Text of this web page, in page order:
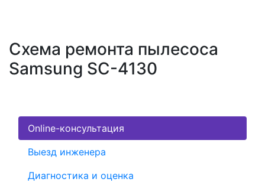
Схема ремонта пылесоса
Samsung SC-4130
Online-консультация
Выезд инженера
Диагностика и оценка